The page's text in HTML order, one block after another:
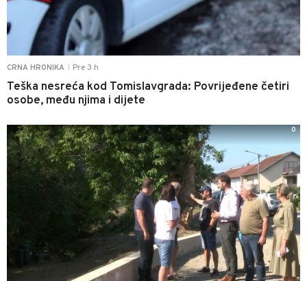
CRNA HRONIKA Pre 3 h
Teška nesreća kod Tomislavgrada: Povrijeđene četiri
osobe, među njima i dijete
0